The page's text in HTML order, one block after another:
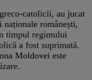
catolicii, au jucat
românești,
timpul regimului
a fost suprimată.
Moldovei este